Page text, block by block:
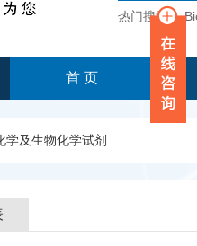
热门搜索：
首 页
学及生物化学试剂